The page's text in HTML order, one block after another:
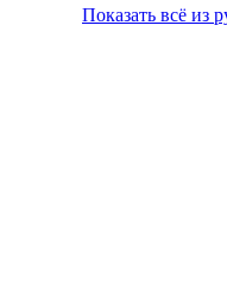
Показать всё из